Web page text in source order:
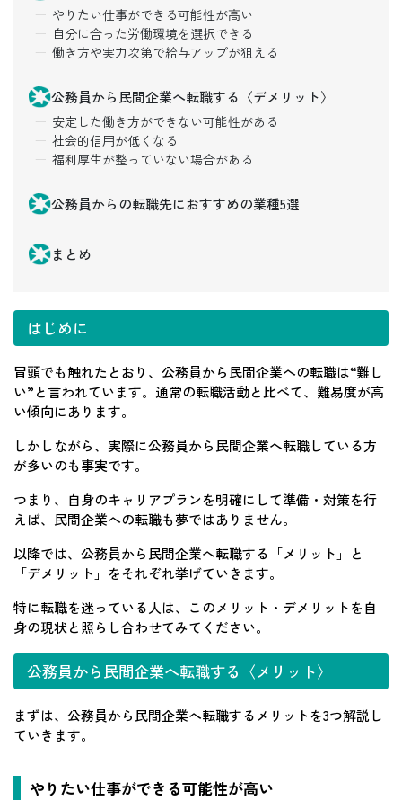
やりたい仕事ができる可能性が高い
自分に合った労働環境を選択できる
働き方や実力次第で給与アップが狙える
公務員から民間企業へ転職する〈デメリット〉
安定した働き方ができない可能性がある
社会的信用が低くなる
福利厚生が整っていない場合がある
公務員からの転職先におすすめの業種5選
まとめ
はじめに
冒頭でも触れたとおり、公務員から民間企業への転職は“難し
い”と言われています。通常の転職活動と比べて、難易度が高
い傾向にあります。
しかしながら、実際に公務員から民間企業へ転職している方
が多いのも事実です。
つまり、自身のキャリアプランを明確にして準備・対策を行
えば、民間企業への転職も夢ではありません。
以降では、公務員から民間企業へ転職する「メリット」と
「デメリット」をそれぞれ挙げていきます。
特に転職を迷っている人は、このメリット・デメリットを自
身の現状と照らし合わせてみてください。
公務員から民間企業へ転職する〈メリット〉
まずは、公務員から民間企業へ転職するメリットを3つ解説し
ていきます。
やりたい仕事ができる可能性が高い